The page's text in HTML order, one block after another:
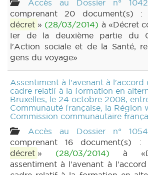
Accès au Dossier n°
comprenant 20 document(s)
décret » (28/03/2014) à «Décret
Ier de la deuxième partie du
l'Action sociale et de la Santé,
gens du voyage»
Assentiment à l'avenant à l'accord
cadre relatif à la formation en
Bruxelles, le 24 octobre 2008,
Communauté française, la Région
Commission communautaire
Accès au Dossier n°
comprenant 16 document(s)
décret » (28/03/2014) à
assentiment à l'avenant à